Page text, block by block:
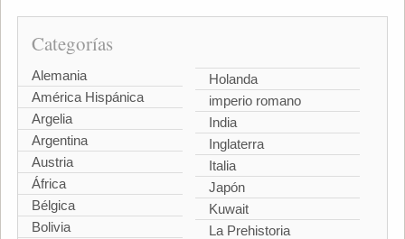
Categorías
Alemania
América Hispánica
Argelia
Argentina
Austria
África
Bélgica
Bolivia
Holanda
imperio romano
India
Inglaterra
Italia
Japón
Kuwait
La Prehistoria